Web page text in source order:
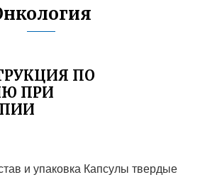
ПО
ПРИ
и упаковка Капсулы твердые